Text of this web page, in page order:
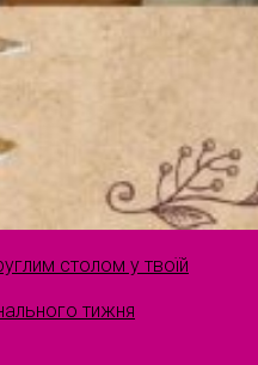
столом у твоїй
тижня